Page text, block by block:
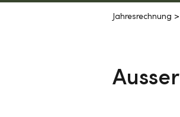
Jahresrechnung >